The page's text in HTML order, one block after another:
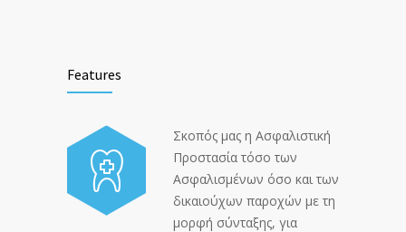
Features
Σκοπός μας η Ασφαλιστική
Προστασία τόσο των
Ασφαλισμένων όσο και των
δικαιούχων παροχών με τη
μορφή σύνταξης, για